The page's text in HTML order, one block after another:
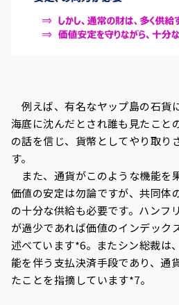
例えば、有名なヤップ島の石貨
海底に沈んだとされ誰も見たこと
の話を信じ、貨幣としてやり取り
す。
また、通貨がこのような機能を
価値の安定は勿論ですが、共同体
の十分な供給も必要です。ハンフ
が過少であれば価値のインデック
述べています*6。またシン総裁は
能を伴う支払決済手段であり、通
たことを指摘しています*7。